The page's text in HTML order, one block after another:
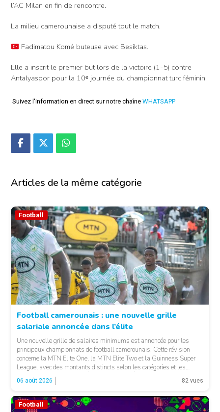
l’AC Milan en fin de rencontre.
La milieu camerounaise a disputé tout le match.
Fadimatou Komé buteuse avec Besiktas.
Elle a inscrit le premier but lors de la victoire (1-5) contre
Antalyaspor pour la 10ᵉ journée du championnat turc féminin.
Suivez l'information en direct sur notre chaîne WHATSAPP
Articles de la même catégorie
Football
Football camerounais : une nouvelle grille
salariale annoncée dans l’élite
Une nouvelle grille de salaires minimums est annoncée pour les
principaux championnats de football camerounais. Cette révision
concerne la MTN Elite One, la MTN Elite Two et la Guinness Super
League, avec des montants distincts selon les catégories et les
fonctions. LA SUITE APRÈS LA PUBLICITÉ Selon les informations
relayées par Allez Les Lions, […]
06 août 2026 82 vues
Football